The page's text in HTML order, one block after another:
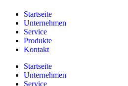
Startseite
Unternehmen
Service
Produkte
Kontakt
Startseite
Unternehmen
Service